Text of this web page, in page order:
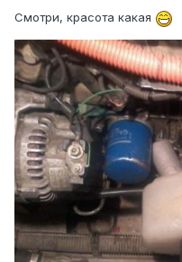
Смотри, красота какая